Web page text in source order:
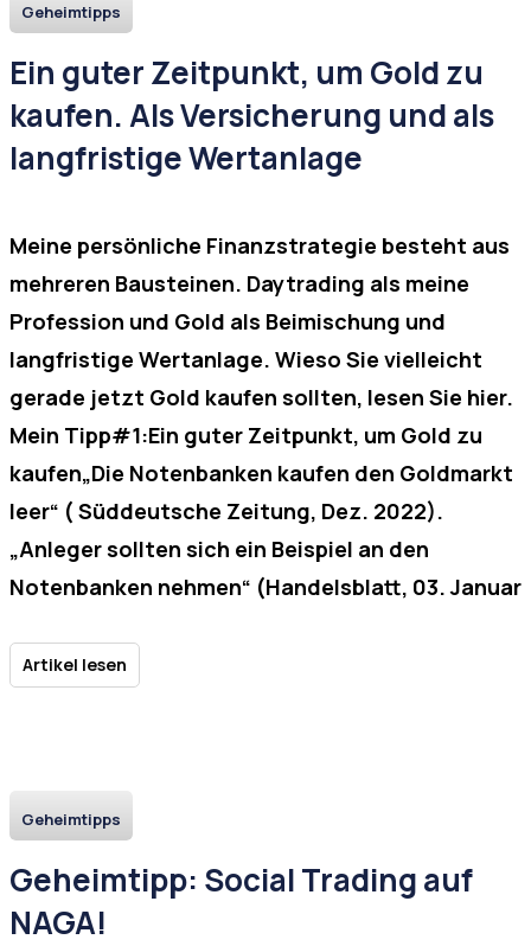
Geheimtipps
Ein guter Zeitpunkt, um Gold zu
kaufen. Als Versicherung und als
langfristige Wertanlage
Meine persönliche Finanzstrategie besteht aus
mehreren Bausteinen. Daytrading als meine
Profession und Gold als Beimischung und
langfristige Wertanlage. Wieso Sie vielleicht
gerade jetzt Gold kaufen sollten, lesen Sie hier.
Mein Tipp#1:Ein guter Zeitpunkt, um Gold zu
kaufen„Die Notenbanken kaufen den Goldmarkt
leer“ ( Süddeutsche Zeitung, Dez. 2022).
„Anleger sollten sich ein Beispiel an den
Notenbanken nehmen“ (Handelsblatt, 03. Januar
Artikel lesen
Geheimtipps
Geheimtipp: Social Trading auf
NAGA!